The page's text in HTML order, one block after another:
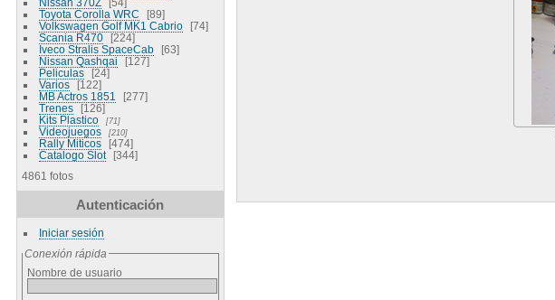
Toyota Corolla WRC
89
Volkswagen Golf MK1 Cabrio
74
Scania R470
224
Iveco Stralis SpaceCab
63
Nissan Qashqai
127
Peliculas
24
Varios
122
MB Actros 1851
277
Trenes
126
Kits Plastico
71
Videojuegos 210
Rally Miticos
474
Catalogo Slot
344
4861 fotos
Autenticación
Iniciar sesión
Conexión rápida
Nombre de usuario